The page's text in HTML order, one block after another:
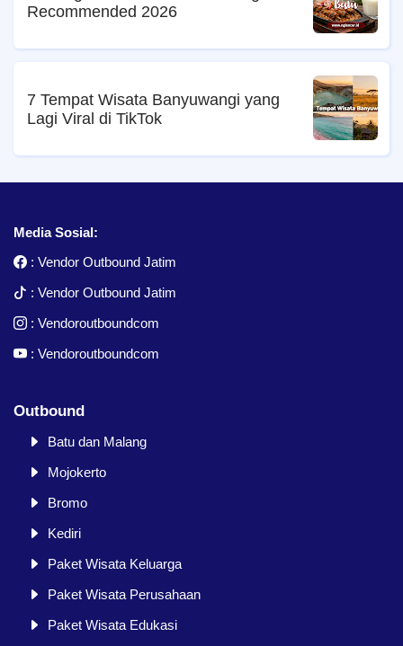
Recommended 2026
7 Tempat Wisata Banyuwangi yang
Lagi Viral di TikTok
Media Sosial:
: Vendor Outbound Jatim
: Vendor Outbound Jatim
: Vendoroutboundcom
: Vendoroutboundcom
Outbound
Batu dan Malang
Mojokerto
Bromo
Kediri
Paket Wisata Keluarga
Paket Wisata Perusahaan
Paket Wisata Edukasi